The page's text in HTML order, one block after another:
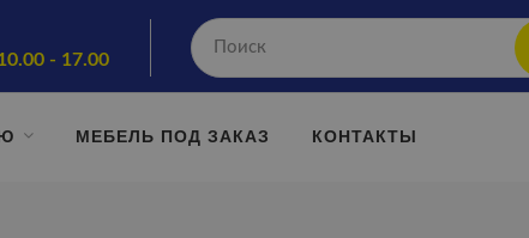
- 17.00
МЕБЕЛЬ ПОД ЗАКАЗ КОНТАКТЫ